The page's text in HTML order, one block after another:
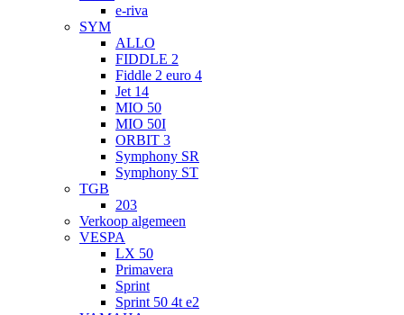
e-riva
SYM
ALLO
FIDDLE 2
Fiddle 2 euro 4
Jet 14
MIO 50
MIO 50I
ORBIT 3
Symphony SR
Symphony ST
TGB
203
Verkoop algemeen
VESPA
LX 50
Primavera
Sprint
Sprint 50 4t e2